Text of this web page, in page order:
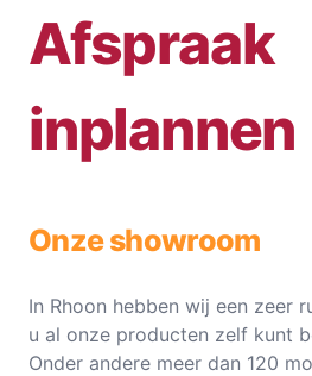
Afspraak
inplannen
Onze showroom
In Rhoon hebben wij een zeer
u al onze producten zelf kunt
Onder andere meer dan 120